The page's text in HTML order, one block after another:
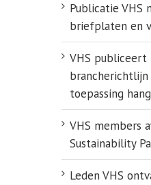
Publicatie VHS
briefplaten en
VHS publiceert
brancherichtlijn
toepassing
VHS members
Sustainability
Leden VHS